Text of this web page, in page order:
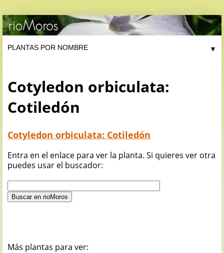
▼
Cotyledon orbiculata:
Cotiledón
Cotyledon orbiculata: Cotiledón
Entra en el enlace para ver la planta. Si quieres ver otra
puedes usar el buscador:
Más plantas para ver: